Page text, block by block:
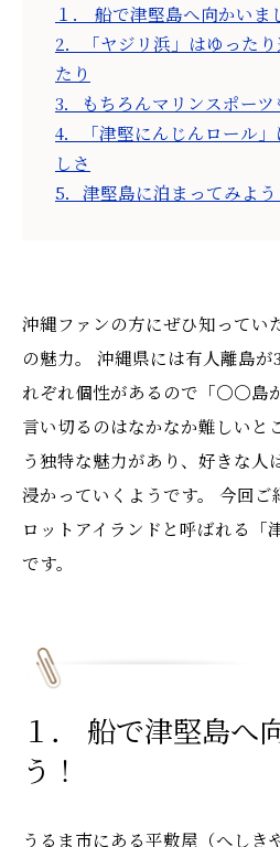
１． 船で津堅島へ向かいま
2．「ヤジリ浜」はゆった
たり
3．もちろんマリンスポーツ
4．「津堅にんじんロール
しさ
5．津堅島に泊まってみよう
沖縄ファンの方にぜひ知ってい
の魅力。 沖縄県には有人離島
れぞれ個性があるので「〇〇島
言い切るのはなかなか難しいと
う独特な魅力があり、好きな人
浸かっていくようです。 今回ご
ロットアイランドと呼ばれる「
です。
１． 船で津堅島へ
う！
うるま市にある平敷屋（へしき